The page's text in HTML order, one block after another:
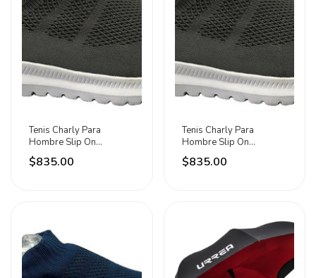
Tenis Charly Para
Hombre Slip On
1086330003290
$835.00
Tenis Charly Para
Hombre Slip On
1086330003
$835.00